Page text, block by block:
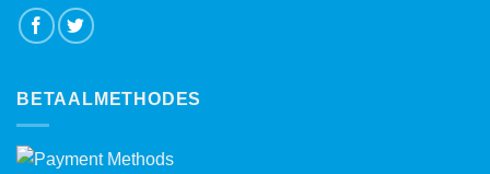
BETAALMETHODES